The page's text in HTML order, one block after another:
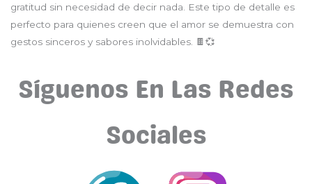
gratitud sin necesidad de decir nada. Este tipo de detalle es
perfecto para quienes creen que el amor se demuestra con
gestos sinceros y sabores inolvidables. 🍫💞
Síguenos En Las Redes
Sociales